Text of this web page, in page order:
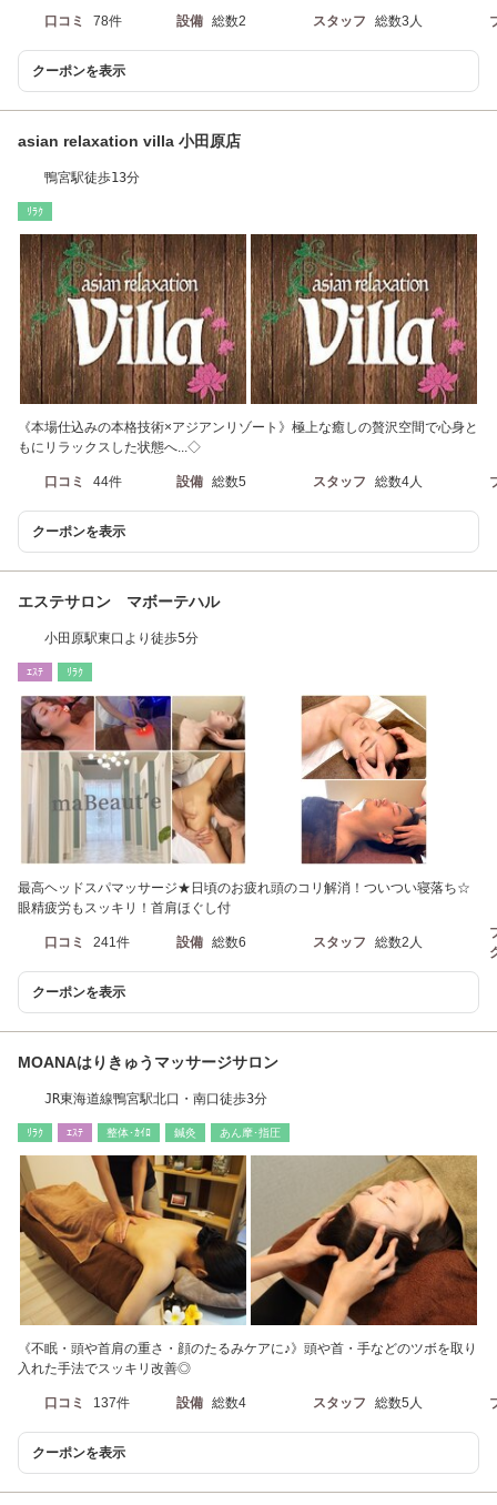
口コミ 78件 設備 総数2 スタッフ 総数3人
クーポンを表示
asian relaxation villa 小田原店
鴨宮駅徒歩13分
ﾘﾗｸ
《本場仕込みの本格技術×アジアンリゾート》極上な癒しの贅沢空間で心身と
もにリラックスした状態へ...◇
口コミ 44件 設備 総数5 スタッフ 総数4人
クーポンを表示
エステサロン マボーテハル
小田原駅東口より徒歩5分
ｴｽﾃ ﾘﾗｸ
最高ヘッドスパマッサージ★日頃のお疲れ頭のコリ解消！ついつい寝落ち☆
眼精疲労もスッキリ！首肩ほぐし付
口コミ 241件 設備 総数6 スタッフ 総数2人
クーポンを表示
MOANAはりきゅうマッサージサロン
JR東海道線鴨宮駅北口・南口徒歩3分
ﾘﾗｸ ｴｽﾃ 整体･ｶｲﾛ 鍼灸 あん摩･指圧
《不眠・頭や首肩の重さ・顔のたるみケアに♪》頭や首・手などのツボを取り
入れた手法でスッキリ改善◎
口コミ 137件 設備 総数4 スタッフ 総数5人
クーポンを表示